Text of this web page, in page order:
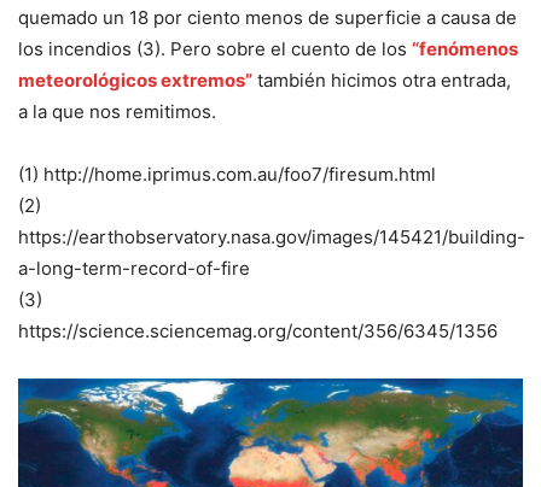
quemado un 18 por ciento menos de superficie a causa de
los incendios (3). Pero sobre el cuento de los “fenómenos
meteorológicos extremos” también hicimos otra entrada,
a la que nos remitimos.
(1) http://home.iprimus.com.au/foo7/firesum.html
(2)
https://earthobservatory.nasa.gov/images/145421/building-
a-long-term-record-of-fire
(3)
https://science.sciencemag.org/content/356/6345/1356